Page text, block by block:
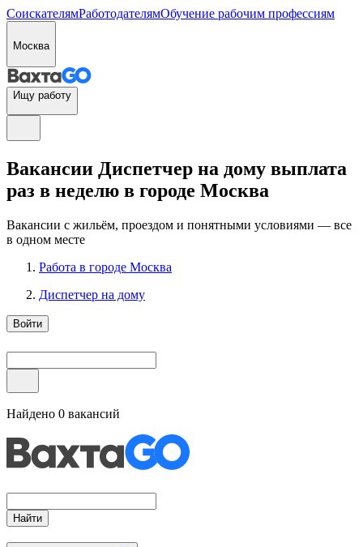
СоискателямРаботодателямОбучение рабочим профессиям
Москва
Ищу работу
Вакансии Диспетчер на дому выплата
раз в неделю в городе Москва
Вакансии с жильём, проездом и понятными условиями — все
в одном месте
Работа в городе Москва
Диспетчер на дому
Войти
Найдено 0 вакансий
Найти